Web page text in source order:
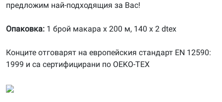
предложим най-подходящия за Вас!
Опаковка: 1 брой макара х 200 м, 140 x 2 dtex
Конците отговарят на европейския стандарт EN 12590:
1999 и са сертифицирани по OEKO-TEX